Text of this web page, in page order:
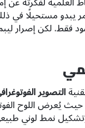
يبدو مستحيلًا في
فقط. لكن إصرار
التصوير
حيث يُعرض اللوح
نمط لوني